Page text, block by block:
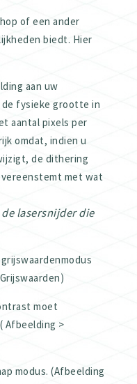
of een ander
biedt. Hier
aan uw
fysieke grootte in
aantal pixels per
omdat, indien u
de dithering
met wat
lasersnijder die
moet
Afbeelding >
modus. (Afbeelding